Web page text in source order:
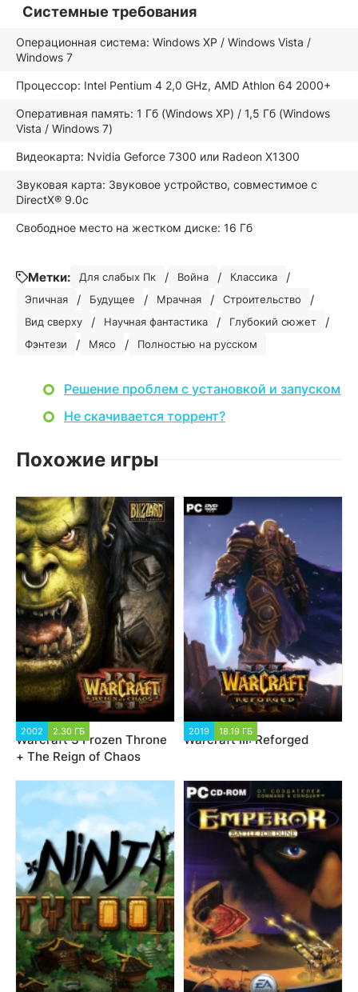
Системные требования
Операционная система: Windows XP / Windows Vista /
Windows 7
Процессор: Intel Pentium 4 2,0 GHz, AMD Athlon 64 2000+
Оперативная память: 1 Гб (Windows XP) / 1,5 Гб (Windows
Vista / Windows 7)
Видеокарта: Nvidia Geforce 7300 или Radeon Х1300
Звуковая карта: Звуковое устройство, совместимое с
DirectX® 9.0с
Свободное место на жестком диске: 16 Гб
Метки: Для слабых Пк / Война / Классика /
Эпичная / Будущее / Мрачная / Строительство /
Вид сверху / Научная фантастика / Глубокий сюжет /
Фэнтези / Мясо / Полностью на русском
Решение проблем с установкой и запуском
Не скачивается торрент?
Похожие игры
2002 2.30 ГБ
Warcraft 3 Frozen Throne
+ The Reign of Chaos
2019 18.19 ГБ
Warcraft III: Reforged